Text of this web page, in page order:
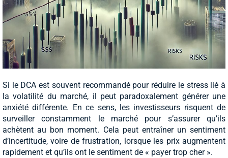
Si le DCA est souvent recommandé pour réduire le stress lié à
la volatilité du marché, il peut paradoxalement générer une
anxiété différente. En ce sens, les investisseurs risquent de
surveiller constamment le marché pour s’assurer qu’ils
achètent au bon moment. Cela peut entraîner un sentiment
d’incertitude, voire de frustration, lorsque les prix augmentent
rapidement et qu’ils ont le sentiment de « payer trop cher ».